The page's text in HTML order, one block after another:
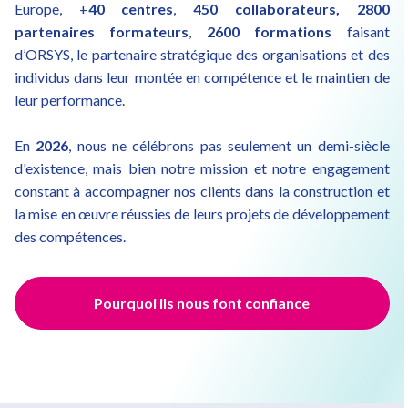
Europe, +40 centres,450 collaborateurs, 2800
partenaires formateurs, 2600 formations faisant
d’ORSYS, le partenaire stratégique des organisations et des
individus dans leur montée en compétence et le maintien de
leur performance.
En 2026, nous ne célébrons pas seulement un demi-siècle
d'existence, mais bien notre mission et notre engagement
constant à accompagner nos clients dans la construction et
la mise en œuvre réussies de leurs projets de développement
des compétences.
Pourquoi ils nous font confiance